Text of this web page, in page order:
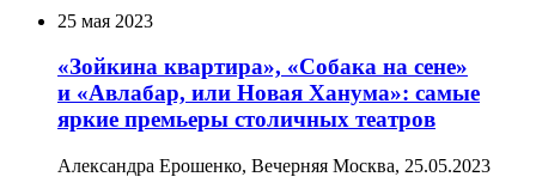
25 мая 2023
«Зойкина квартира», «Собака на сене»
и «Авлабар, или Новая Ханума»: самые
яркие премьеры столичных театров
Александра Ерошенко, Вечерняя Москва, 25.05.2023